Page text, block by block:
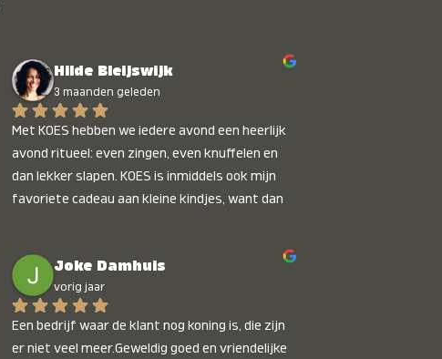
Hilde Bleijswijk
3 maanden geleden
Met KOES hebben we iedere avond een heerlijk
avond ritueel: even zingen, even knuffelen en
dan lekker slapen. KOES is inmiddels ook mijn
favoriete cadeau aan kleine kindjes, want dan
onbetaalbaar :)
Joke Damhuis
vorig jaar
Een bedrijf waar de klant nog koning is, die zijn
er niet veel meer.Geweldig goed en vriendelijke